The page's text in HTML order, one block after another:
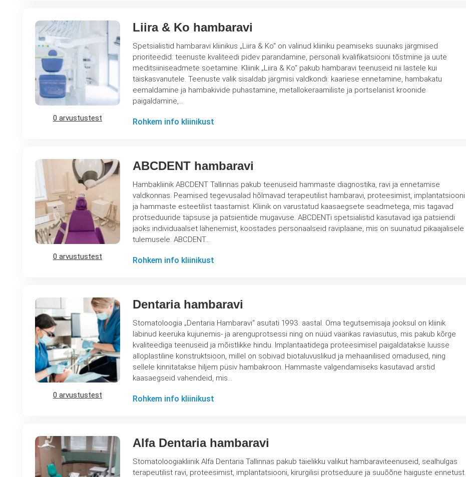
0 arvustustest
Liira & Ko hambaravi
Spetsialistid hambaravi kliinikus „Liira & Ko“ on valinud kliiniku peamiseks suunaks järgmised
prioriteedid: teenuste kvaliteedi pidev parandamine, personali kvalifikatsiooni tõstmine ja uute
meditsiiniseadmete soetamine. Kliinik „Liira & Ko“ pakub hambaravi teenuseid nii lastele kui
täiskasvanutele. Teenuste valik sisaldab järgmisi valdkondi: kaariese ennetamine, hambakatu
eemaldamine ja hambakivide puhastamine, metallokeraamiliste ja portselanist kroonide
paigaldamine,…
Rohkem info kliinikust
0 arvustustest
ABCDENT hambaravi
Hambakliinik ABCDENT Tallinnas pakub teenuseid hammaste diagnostika, ravi ja ennetamise
valdkonnas. Peamised tegevusalad hõlmavad terapeutilist hambaravi, proteesimist, implantatsiooni
ja hammaste esteetilist taastamist. Kliinik on varustatud kaasaegsete seadmetega, mis tagavad
protseduuride täpsuse ja patsientide mugavuse. ABCDENTi spetsialistid kasutavad iga patsiendi
jaoks individuaalset lähenemist, koostades personaalseid raviplaane, mis on suunatud pikaajalisele
tulemusele. ABCDENT…
Rohkem info kliinikust
0 arvustustest
Dentaria hambaravi
Stomatoloogia „Dentaria Hambaravi“ asutati 1993. aastal. Oma tegutsemisaja jooksul on kliinik
läbinud keeruka kujunemis- ja arenguprotsessi ning on nüüd väärikas raviasutus, mis pakub kõrge
kvaliteediga teenuseid ja mõistlikke hindu. Implantaatidega proteesimisel paigaldatakse luusse
alloplastiline konstruktsioon, millel on sobivad biotaluvuslikud ja mehaanilised omadused, ning
sellele kinnitatakse hiljem püsiv hambakroon. Hammaste valgendamiseks kasutavad arstid
kaasaegseid vahendeid, mis…
Rohkem info kliinikust
Alfa Dentaria hambaravi
Stomatoloogiakliinik Alfa Dentaria Tallinnas pakub täielikku valikut hambaraviteenuseid, sealhulgas
terapeutilist ravi, proteesimist, implantatsiooni, kirurgilisi protseduure ja suuõõne haiguste ennetust.